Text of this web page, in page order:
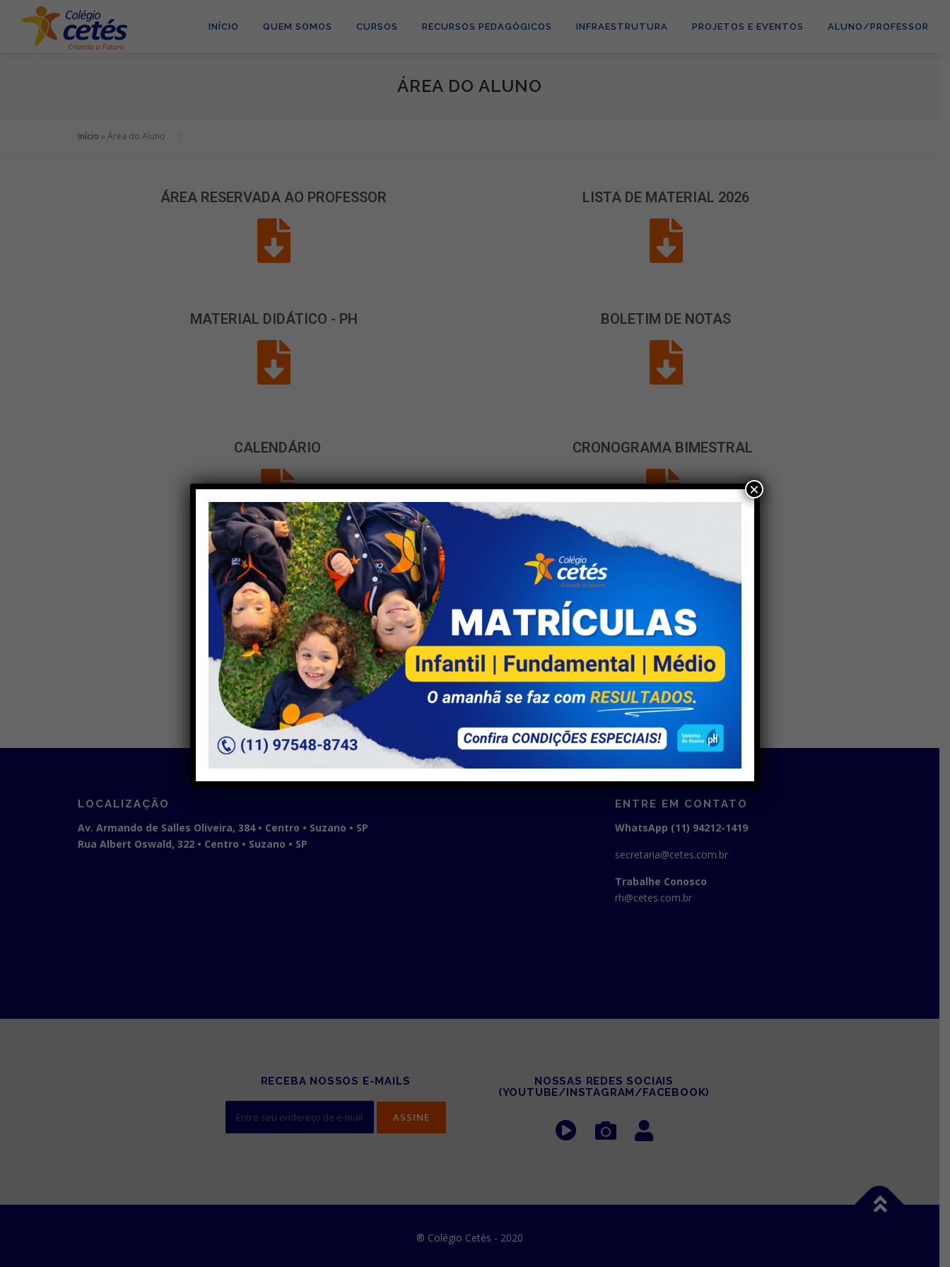
INÍCIO QUEM SOMOS CURSOS RECURSOS PEDAGÓGICOS INFRAESTRUTURA PROJETOS E EVENTOS ALUNO/PROFESSOR
ÁREA DO ALUNO
Início » Área do Aluno
ÁREA RESERVADA AO PROFESSOR LISTA DE MATERIAL 2026
MATERIAL DIDÁTICO - PH BOLETIM DE NOTAS
CALENDÁRIO CRONOGRAMA BIMESTRAL
NORMAS DE CONVIVÊNCIA​
LOCALIZAÇÃO
Av. Armando de Salles Oliveira, 384 • Centro • Suzano • SP
Rua Albert Oswald, 322 • Centro • Suzano • SP
ENTRE EM CONTATO
WhatsApp (11) 94212-1419
secretaria@cetes.com.br
Trabalhe Conosco
rh@cetes.com.br
RECEBA NOSSOS E-MAILS
NOSSAS REDES SOCIAIS
(YOUTUBE/INSTAGRAM/FACEBOOK)
® Colégio Cetés - 2020
×